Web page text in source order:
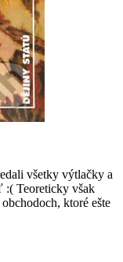
všetky výtlačky a
:( Teoreticky však
ktoré ešte